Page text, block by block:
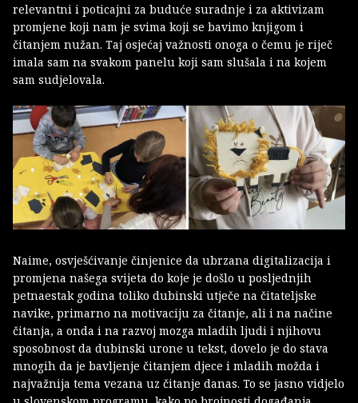
relevantni i poticajni za buduće suradnje i za aktivizam
promjene koji nam je svima koji se bavimo knjigom i
čitanjem nužan. Taj osjećaj važnosti onoga o čemu je riječ
imala sam na svakom panelu koji sam slušala i na kojem
sam sudjelovala.
Naime, osvješćivanje činjenice da ubrzana digitalizacija i
promjena našega svijeta do koje je došlo u posljednjih
petnaestak godina toliko dubinski utječe na čitateljske
navike, primarno na motivaciju za čitanje, ali i na načine
čitanja, a onda i na razvoj mozga mladih ljudi i njihovu
sposobnost da dubinski urone u tekst, dovelo je do stava
mnogih da je bavljenje čitanjem djece i mladih možda i
najvažnija tema vezana uz čitanje danas. To se jasno vidjelo